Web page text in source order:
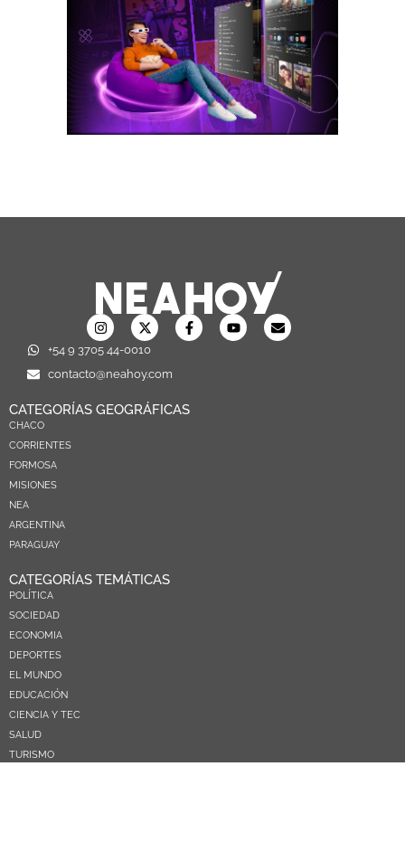
+54 9 3705 44-0010
contacto@neahoy.com
CATEGORÍAS GEOGRÁFICAS
CHACO
CORRIENTES
FORMOSA
MISIONES
NEA
ARGENTINA
PARAGUAY
CATEGORÍAS TEMÁTICAS
POLÍTICA
SOCIEDAD
ECONOMIA
DEPORTES
EL MUNDO
EDUCACIÓN
CIENCIA Y TEC
SALUD
TURISMO